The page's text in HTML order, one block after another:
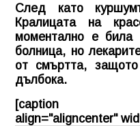
След като
Кралицата на
моментално е била
болница, но
от смъртта,
дълбока.
[caption
align="aligncenter"